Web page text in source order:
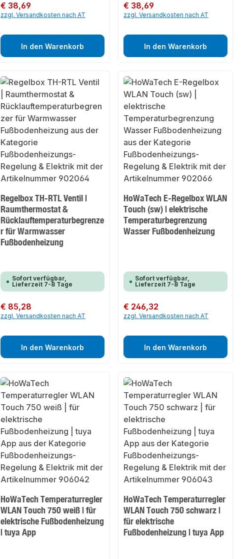
Regulärer Preis:
€ 38,69
zzgl. Versandkosten nach AT
In den Warenkorb
Regulärer Preis:
€ 38,69
zzgl. Versandkosten nach AT
In den Warenkorb
Regelbox TH-RTL Ventil |
Raumthermostat &
Rücklauftemperaturbegrenze
r für Warmwasser
Fußbodenheizung
Sofort verfügbar,
Lieferzeit 7-8 Tage
Regulärer Preis:
€ 85,28
zzgl. Versandkosten nach AT
In den Warenkorb
HoWaTech E-Regelbox WLAN
Touch (sw) | elektrische
Temperaturbegrenzung
Wasser Fußbodenheizung
Sofort verfügbar,
Lieferzeit 7-8 Tage
Regulärer Preis:
€ 246,32
zzgl. Versandkosten nach AT
In den Warenkorb
HoWaTech Temperaturregler
WLAN Touch 750 weiß | für
elektrische Fußbodenheizung
| tuya App
HoWaTech Temperaturregler
WLAN Touch 750 schwarz |
für elektrische
Fußbodenheizung | tuya App